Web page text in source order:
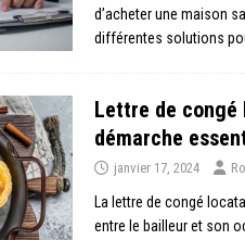
d’acheter une maison
différentes solutions
Lettre de
démarche
janvier 17, 2024
La lettre de congé
entre le bailleur et son